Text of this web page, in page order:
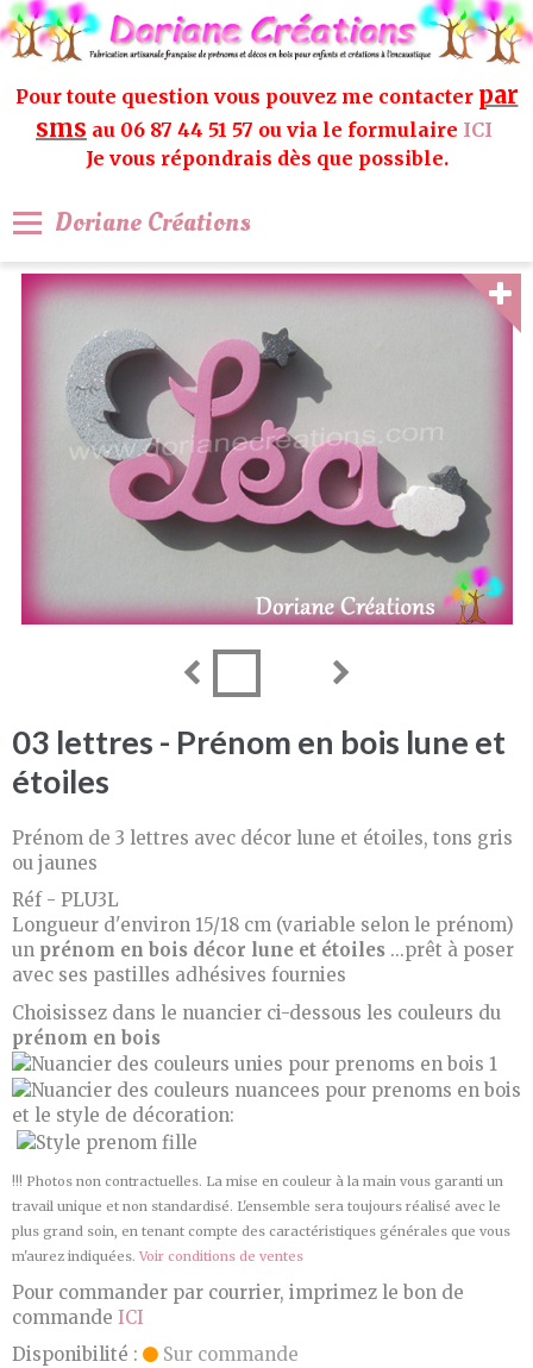
Pour toute question vous pouvez me contacter par
sms au 06 87 44 51 57 ou via le formulaire ICI
Je vous répondrais dès que possible.
Doriane Créations
03 lettres - Prénom en bois lune et
étoiles
Prénom de 3 lettres avec décor lune et étoiles, tons gris
ou jaunes
Réf - PLU3L
Longueur d'environ 15/18 cm (variable selon le prénom)
un prénom en bois décor lune et étoiles ...prêt à poser
avec ses pastilles adhésives fournies
Choisissez dans le nuancier ci-dessous les couleurs du
prénom en bois
et le style de décoration:
!!! Photos non contractuelles. La mise en couleur à la main vous garanti un
travail unique et non standardisé. L'ensemble sera toujours réalisé avec le
plus grand soin, en tenant compte des caractéristiques générales que vous
m'aurez indiquées. Voir conditions de ventes
Pour commander par courrier, imprimez le bon de
commande ICI
Disponibilité :
Sur commande